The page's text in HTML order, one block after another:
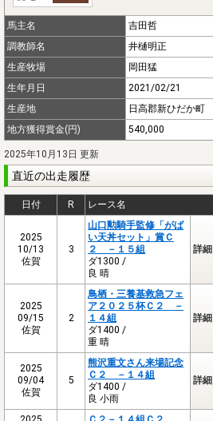
馬主名
吉田哲
調教師名
井樋明正
生産牧場
岡田猛
生年月日
2021/02/21
生産地
日高郡新ひだか町
地方獲得賞金(円)
540,000
2025年10月13日 更新
直近の出走履歴
日付 R レース名
2025
10/13
佐賀
3
山口勲騎手監修「がば
い天丼セット」賞Ｃ
２ －１５組
ダ1300 /
良 晴
詳細
2025
09/15
佐賀
2
鳥栖・三養基救急フェ
ア２０２５杯Ｃ２ －
１４組
ダ1400 /
重 晴
詳細
2025
09/04
佐賀
5
熊沢重文さん来場記念
Ｃ２ －１４組
ダ1400 /
良 小雨
詳細